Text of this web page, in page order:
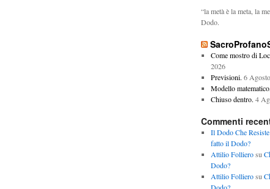
“la metà è la meta, la
Dodo.
Come mostro di
2026
Previsioni. 6
Modello matematico.
Chiuso dentro. 4
Commenti
Il Dodo Che Resiste
fatto il Dodo?
Attilio Follierosu
Dodo?
Attilio Follierosu